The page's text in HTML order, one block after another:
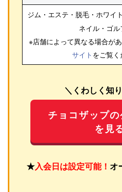
ジム・エステ・脱毛・ホワイ
ネイル・ゴル
※店舗によって異なる場合が
サイト をご覧く
＼くわしく知
チョコザップ
を見
★入会日は設定可能！ オ